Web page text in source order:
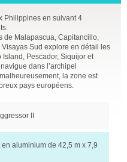
Philippines en suivant 4
de Malapascua, Capitancillo,
Sud explore en détail les
Pescador, Siquijor et
dans l’archipel
la zone est
pays européens.
II
en aluminium de 42,5 m x 7,9